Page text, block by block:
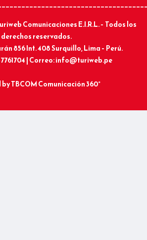
Comunicaciones E.I.R.L. – Todos los
derechos reservados.
856 Int. 408 Surquillo, Lima – Perú.
| Correo: info@turiweb.pe
byTBCOM Comunicación 360°